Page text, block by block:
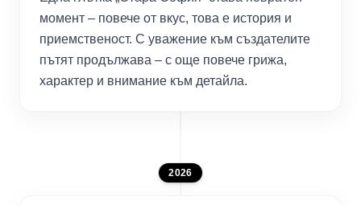
момент – повече от вкус, това е история и
приемственост. С уважение към създателите
пътят продължава – с още повече грижа,
характер и внимание към детайла.
2026